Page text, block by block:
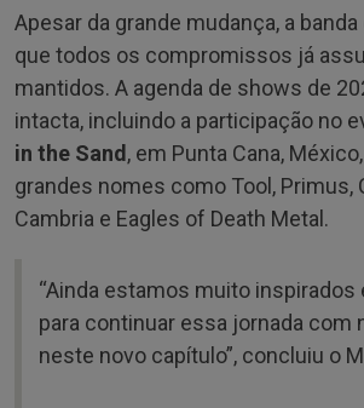
Apesar da grande mudança, a
que todos os compromissos já
mantidos. A agenda de shows de
intacta, incluindo a participação no
in the Sand, em Punta Cana,
grandes nomes como Tool, Primus,
Cambria e Eagles of Death Metal.
“Ainda estamos muito inspirados
para continuar essa jornada com
neste novo capítulo”, concluiu o